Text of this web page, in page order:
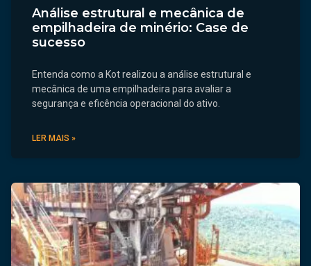
Análise estrutural e mecânica de
empilhadeira de minério: Case de
sucesso
Entenda como a Kot realizou a análise estrutural e
mecânica de uma empilhadeira para avaliar a
segurança e eficência operacional do ativo.
LER MAIS »